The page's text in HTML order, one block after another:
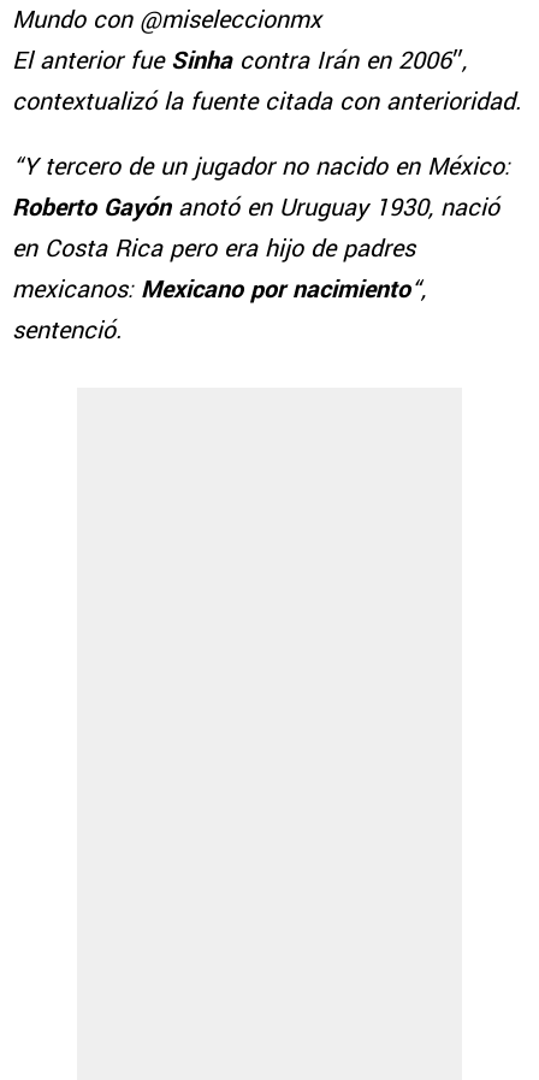
Mundo con @miseleccionmx
El anterior fueSinhacontra Irán en 2006″,
contextualizó la fuente citada con anterioridad.
“Y tercero de un jugador no nacido en México:
Roberto Gayónanotó en Uruguay 1930, nació
en Costa Rica pero era hijo de padres
mexicanos: Mexicano por nacimiento“,
sentenció.